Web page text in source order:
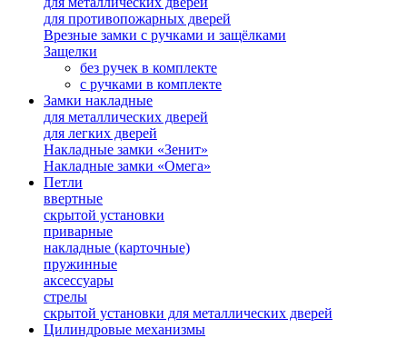
для противопожарных дверей
Врезные замки с ручками и защёлками
Защелки
без ручек в комплекте
с ручками в комплекте
Замки накладные
для металлических дверей
для легких дверей
Накладные замки «Зенит»
Накладные замки «Омега»
Петли
ввертные
скрытой установки
приварные
накладные (карточные)
пружинные
аксессуары
стрелы
скрытой установки для металлических дверей
Цилиндровые механизмы